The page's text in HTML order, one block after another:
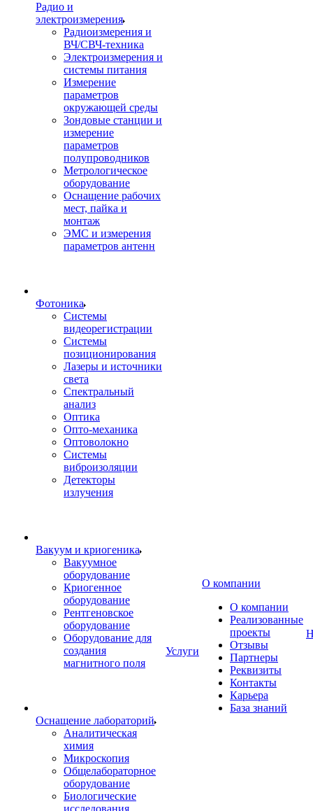
Радио и
электроизмерения
Радиоизмерения и
ВЧ/СВЧ-техника
Электроизмерения и
системы питания
Измерение
параметров
окружающей среды
Зондовые станции и
измерение
параметров
полупроводников
Метрологическое
оборудование
Оснащение рабочих
мест, пайка и
монтаж
ЭМС и измерения
параметров антенн
Фотоника
Cистемы
видеорегистрации
Системы
позиционирования
Лазеры и источники
света
Спектральный
анализ
Оптика
Опто-механика
Оптоволокно
Системы
виброизоляции
Детекторы
излучения
Вакуум и криогеника
Вакуумное
оборудование
Криогенное
оборудование
Рентгеновское
оборудование
Оборудование для
создания
магнитного поля
Оснащение лабораторий
Аналитическая
химия
Микроскопия
Общелабораторное
оборудование
Биологические
исследования
Услуги
О компании
О компании
Реализованные
проекты
Отзывы
Партнеры
Реквизиты
Контакты
Карьера
База знаний